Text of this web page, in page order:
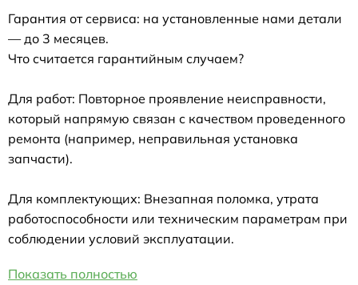
Гарантия от сервиса: на установленные нами детали
— до 3 месяцев.
Что считается гарантийным случаем?
Для работ: Повторное проявление неисправности,
который напрямую связан с качеством проведенного
ремонта (например, неправильная установка
запчасти).
Для комплектующих: Внезапная поломка, утрата
работоспособности или техническим параметрам при
соблюдении условий эксплуатации.
Показать полностью